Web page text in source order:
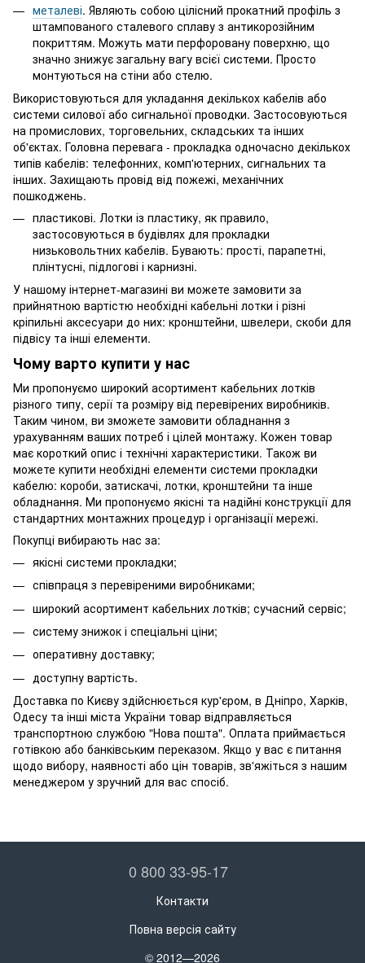
металеві. Являють собою цілісний прокатний профіль з
штампованого сталевого сплаву з антикорозійним
покриттям. Можуть мати перфоровану поверхню, що
значно знижує загальну вагу всієї системи. Просто
монтуються на стіни або стелю.
Використовуються для укладання декількох кабелів або
системи силової або сигнальної проводки. Застосовуються
на промислових, торговельних, складських та інших
об'єктах. Головна перевага - прокладка одночасно декількох
типів кабелів: телефонних, комп'ютерних, сигнальних та
інших. Захищають провід від пожежі, механічних
пошкоджень.
пластикові. Лотки із пластику, як правило,
застосовуються в будівлях для прокладки
низьковольтних кабелів. Бувають: прості, парапетні,
плінтусні, підлогові і карнизні.
У нашому інтернет-магазині ви можете замовити за
прийнятною вартістю необхідні кабельні лотки і різні
кріпильні аксесуари до них: кронштейни, швелери, скоби для
підвісу та інші елементи.
Чому варто купити у нас
Ми пропонуємо широкий асортимент кабельних лотків
різного типу, серії та розміру від перевірених виробників.
Таким чином, ви зможете замовити обладнання з
урахуванням ваших потреб і цілей монтажу. Кожен товар
має короткий опис і технічні характеристики. Також ви
можете купити необхідні елементи системи прокладки
кабелю: короби, затискачі, лотки, кронштейни та інше
обладнання. Ми пропонуємо якісні та надійні конструкції для
стандартних монтажних процедур і організації мережі.
Покупці вибирають нас за:
якісні системи прокладки;
співпраця з перевіреними виробниками;
широкий асортимент кабельних лотків; сучасний сервіс;
систему знижок і спеціальні ціни;
оперативну доставку;
доступну вартість.
Доставка по Києву здійснюється кур'єром, в Дніпро, Харків,
Одесу та інші міста України товар відправляється
транспортною службою "Нова пошта". Оплата приймається
готівкою або банківським переказом. Якщо у вас є питання
щодо вибору, наявності або цін товарів, зв'яжіться з нашим
менеджером у зручний для вас спосіб.
0 800 33-95-17
Контакти
Повна версія сайту
© 2012—2026